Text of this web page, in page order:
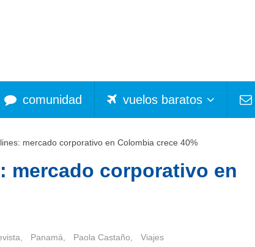
comunidad vuelos baratos
mercado corporativo en Colombia crece 40%
mercado corporativo en
Panamá Paola Castaño
Viajes